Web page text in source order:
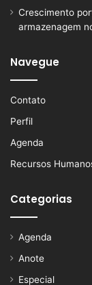
Crescimento
armazenagem
Navegue
Contato
Perfil
Agenda
Recursos
Categorias
Agenda
Anote
Especial